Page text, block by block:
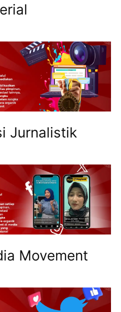
Jurnalistik
Movement